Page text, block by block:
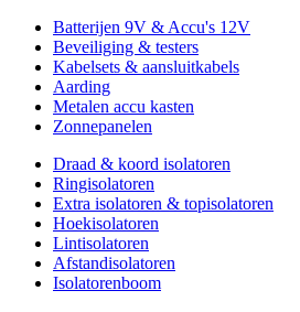
Batterijen 9V & Accu's 12V
Beveiliging & testers
Kabelsets & aansluitkabels
Aarding
Metalen accu kasten
Zonnepanelen
Draad & koord isolatoren
Ringisolatoren
Extra isolatoren & topisolatoren
Hoekisolatoren
Lintisolatoren
Afstandisolatoren
Isolatorenboom